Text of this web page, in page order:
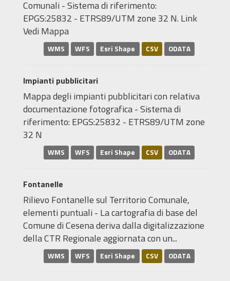
Comunali - Sistema di riferimento:
EPGS:25832 - ETRS89/UTM zone 32 N. Link
Vedi Mappa
WMS WFS Esri Shape CSV ODATA
Impianti pubblicitari
Mappa degli impianti pubblicitari con relativa
documentazione fotografica - Sistema di
riferimento: EPGS:25832 - ETRS89/UTM zone
32 N
WMS WFS Esri Shape CSV ODATA
Fontanelle
Rilievo Fontanelle sul Territorio Comunale,
elementi puntuali - La cartografia di base del
Comune di Cesena deriva dalla digitalizzazione
della CTR Regionale aggiornata con un...
WMS WFS Esri Shape CSV ODATA